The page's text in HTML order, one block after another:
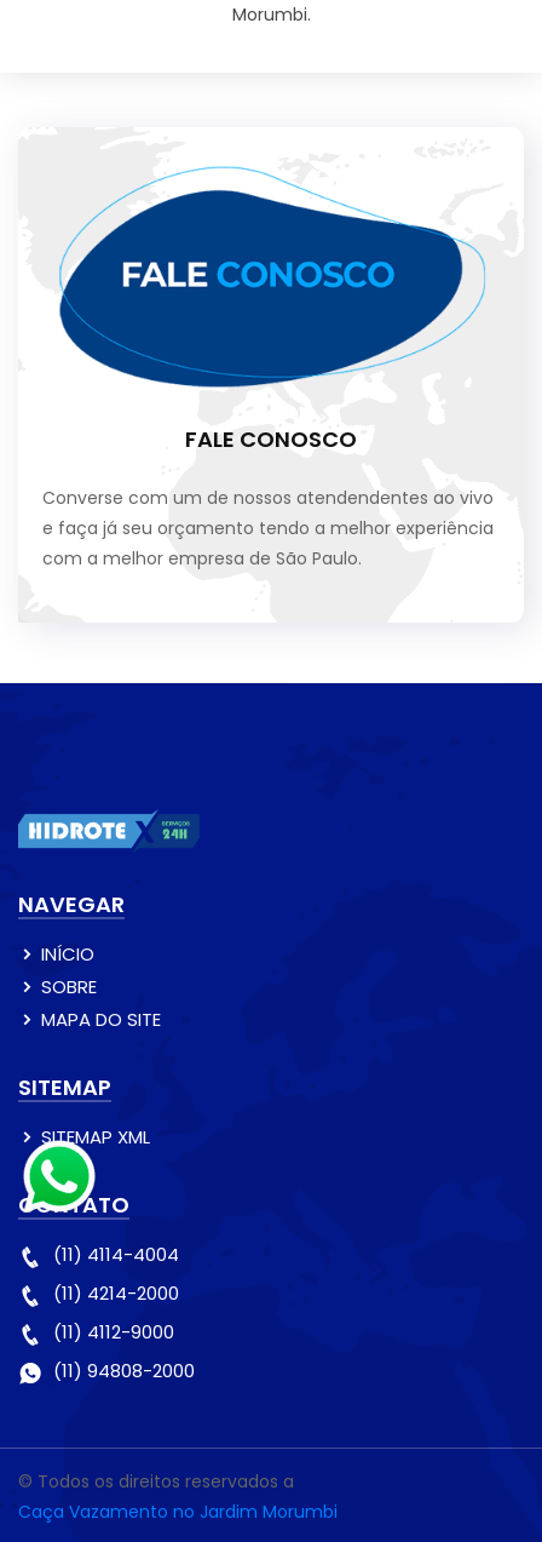
Morumbi.
FALE CONOSCO
Converse com um de nossos atendendentes ao vivo
e faça já seu orçamento tendo a melhor experiência
com a melhor empresa de São Paulo.
NAVEGAR
INÍCIO
SOBRE
MAPA DO SITE
SITEMAP
SITEMAP XML
CONTATO
(11) 4114-4004
(11) 4214-2000
(11) 4112-9000
(11) 94808-2000
© Todos os direitos reservados a
Caça Vazamento no Jardim Morumbi